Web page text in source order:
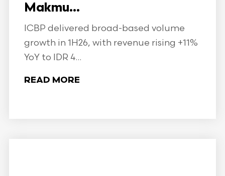
Makmu...
ICBP delivered broad-based volume
growth in 1H26, with revenue rising +11%
YoY to IDR 4...
READ MORE